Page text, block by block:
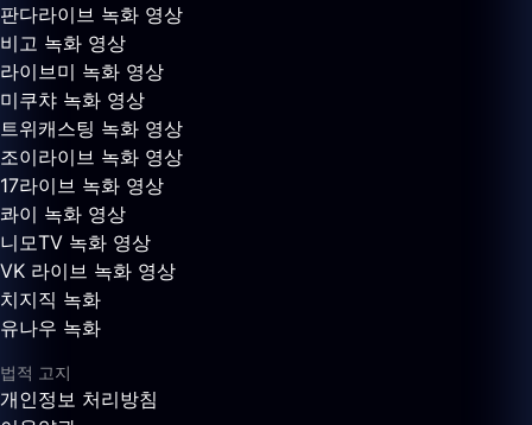
판다라이브 녹화 영상
비고 녹화 영상
라이브미 녹화 영상
미쿠챠 녹화 영상
트위캐스팅 녹화 영상
조이라이브 녹화 영상
17라이브 녹화 영상
콰이 녹화 영상
니모TV 녹화 영상
VK 라이브 녹화 영상
치지직 녹화
유나우 녹화
법적 고지
개인정보 처리방침